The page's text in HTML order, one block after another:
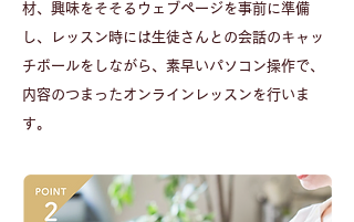
材、興味をそそるウェブページを事前に準備
し、レッスン時には生徒さんとの会話のキャッ
チボールをしながら、素早いパソコン操作で、
内容のつまったオンラインレッスンを行いま
す。